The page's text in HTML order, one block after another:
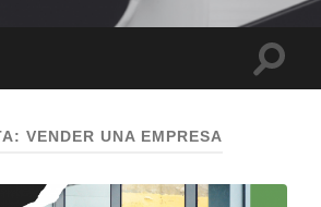
VENDER UNA EMPRESA